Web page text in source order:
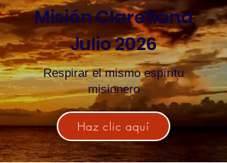
Misión Claretiana
Julio 2026
Respirar el mismo espíritu
misionero
Haz clic aquí